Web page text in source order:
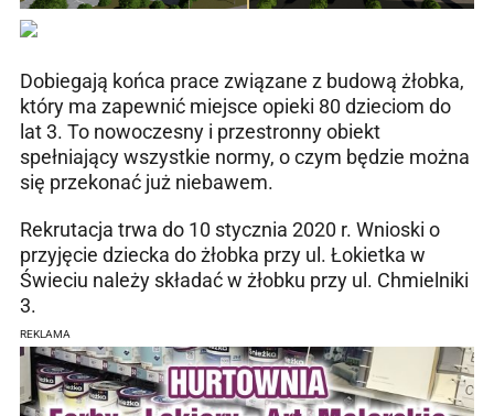
Dobiegają końca prace związane z budową żłobka,
który ma zapewnić miejsce opieki 80 dzieciom do
lat 3. To nowoczesny i przestronny obiekt
spełniający wszystkie normy, o czym będzie można
się przekonać już niebawem.
Rekrutacja trwa do 10 stycznia 2020 r. Wnioski o
przyjęcie dziecka do żłobka przy ul. Łokietka w
Świeciu należy składać w żłobku przy ul. Chmielniki
3.
REKLAMA